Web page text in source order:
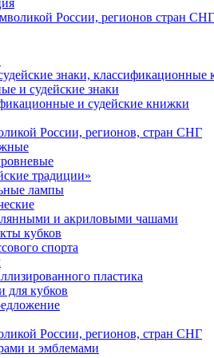
России, регионов стран СНГ
знаки, классификационные
и судейские знаки
и судейские книжки
России, регионов, стран СНГ
традиции»
лампы
и акриловыми чашами
кубков
спорта
пластика
кубков
России, регионов, стран СНГ
и эмблемами